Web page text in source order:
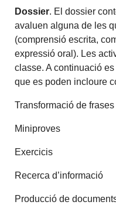
Dossier. El dossier
avaluen alguna de les
(comprensió escrita,
expressió oral). Les
classe. A continuació
que es poden incloure
Transformació de frases
Miniproves
Exercicis
Recerca d’informació
Producció de